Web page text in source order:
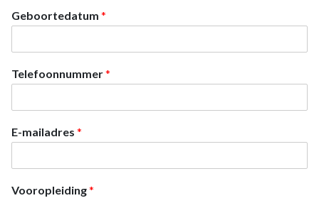
Geboortedatum *
Telefoonnummer*
E-mailadres *
Vooropleiding*